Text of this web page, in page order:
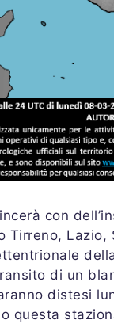
con
Tirreno, Lazio,
di un
distesi
questa